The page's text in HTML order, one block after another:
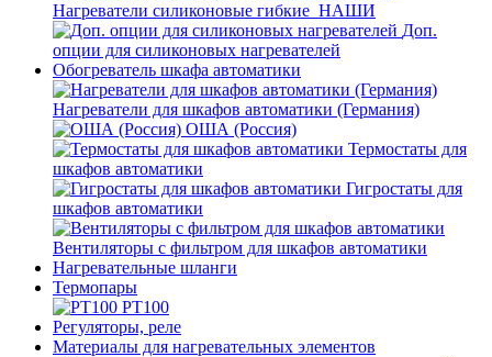
Нагреватели силиконовые гибкие_НАШИ
Доп.
опции для силиконовых нагревателей
Обогреватель шкафа автоматики
Нагреватели для шкафов автоматики (Германия)
ОША (Россия)
Термостаты для
шкафов автоматики
Гигростаты для
шкафов автоматики
Вентиляторы с фильтром для шкафов автоматики
Нагревательные шланги
Термопары
PT100
Регуляторы, реле
Материалы для нагревательных элементов